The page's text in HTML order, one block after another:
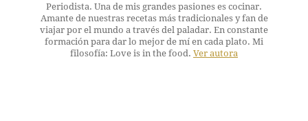
Periodista. Una de mis grandes pasiones es cocinar.
Amante de nuestras recetas más tradicionales y fan de
viajar por el mundo a través del paladar. En constante
formación para dar lo mejor de mí en cada plato. Mi
filosofía: Love is in the food. Ver autora